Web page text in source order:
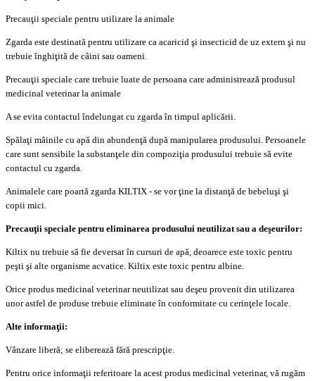
Precauţii speciale pentru utilizare la animale
Zgarda este destinată pentru utilizare ca acaricid şi insecticid de uz extern şi nu
trebuie înghiţită de câini sau oameni.
Precauţii speciale care trebuie luate de persoana care administrează produsul
medicinal veterinar la animale
A se evita contactul îndelungat cu zgarda în timpul aplicării.
Spălaţi mâinile cu apă din abundenţă după manipularea produsului. Persoanele
care sunt sensibile la substanţele din compoziţia produsului trebuie să evite
contactul cu zgarda.
Animalele care poartă zgarda KILTIX - se vor ţine la distanţă de bebeluşi şi
copii mici.
Precauţii speciale pentru eliminarea produsului neutilizat sau a deşeurilor:
Kiltix nu trebuie să fie deversat în cursuri de apă, deoarece este toxic pentru
peşti şi alte organisme acvatice. Kiltix este toxic pentru albine.
Orice produs medicinal veterinar neutilizat sau deşeu provenit din utilizarea
unor astfel de produse trebuie eliminate în conformitate cu cerinţele locale.
Alte informaţii:
Vânzare liberă; se eliberează fără prescripţie.
Pentru orice informaţii referitoare la acest produs medicinal veterinar, vă rugăm